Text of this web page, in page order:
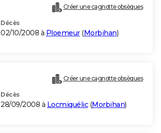
Créer une cagnotte obsèques
Décès
02/10/2008 à Ploemeur(Morbihan)
Créer une cagnotte obsèques
Décès
28/09/2008 à Locmiquélic(Morbihan)